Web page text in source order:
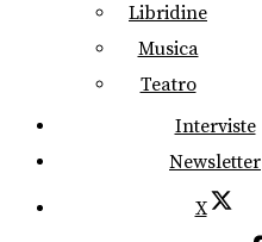
Libridine
Musica
Teatro
Interviste
Newsletter
X